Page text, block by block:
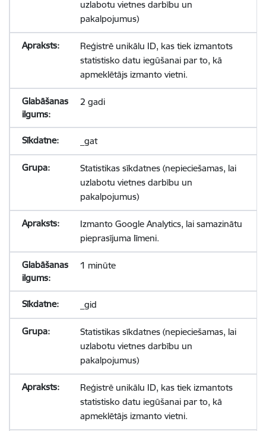
uzlabotu vietnes darbību un
pakalpojumus)
Reģistrē unikālu ID, kas tiek izmantots
statistisko datu iegūšanai par to, kā
apmeklētājs izmanto vietni.
2 gadi
_gat
Statistikas sīkdatnes (nepieciešamas, lai
uzlabotu vietnes darbību un
pakalpojumus)
Izmanto Google Analytics, lai samazinātu
pieprasījuma līmeni.
1 minūte
_gid
Statistikas sīkdatnes (nepieciešamas, lai
uzlabotu vietnes darbību un
pakalpojumus)
Reģistrē unikālu ID, kas tiek izmantots
statistisko datu iegūšanai par to, kā
apmeklētājs izmanto vietni.